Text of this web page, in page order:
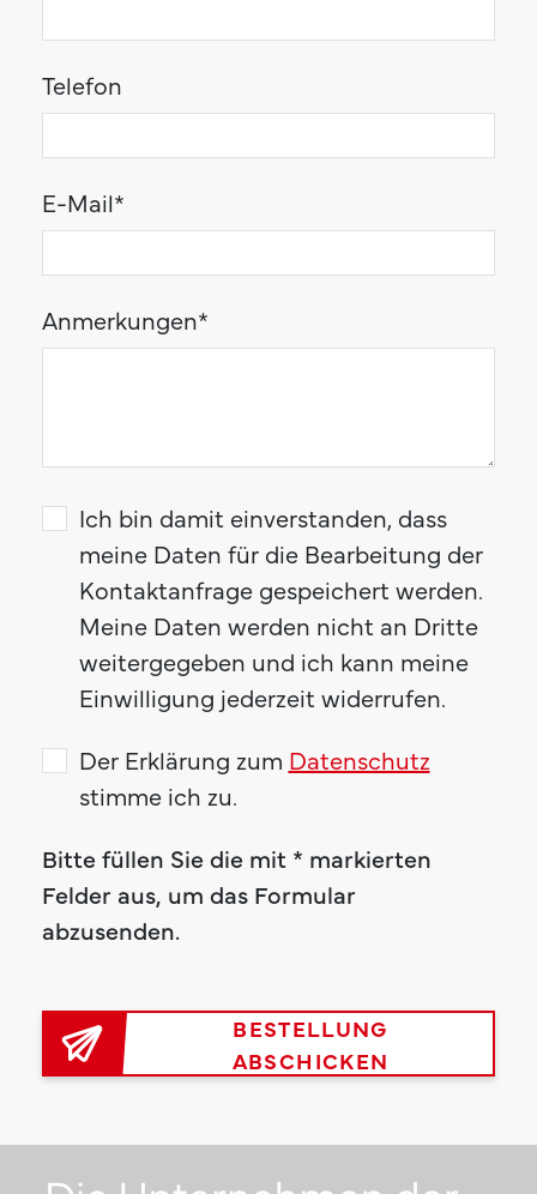
Telefon
E-Mail*
Anmerkungen*
Ich bin damit einverstanden, dass
meine Daten für die Bearbeitung der
Kontaktanfrage gespeichert werden.
Meine Daten werden nicht an Dritte
weitergegeben und ich kann meine
Einwilligung jederzeit widerrufen.
Der Erklärung zum Datenschutz
stimme ich zu.
Bitte füllen Sie die mit * markierten
Felder aus, um das Formular
abzusenden.
BESTELLUNG
ABSCHICKEN